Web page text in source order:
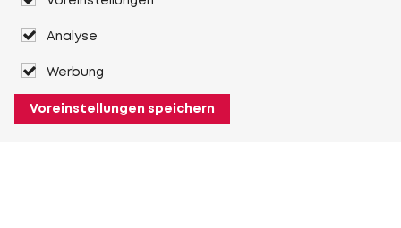
Analyse
Werbung
Voreinstellungen speichern